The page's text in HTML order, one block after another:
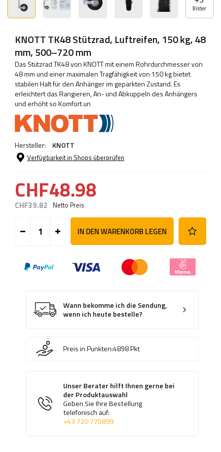
Bilder
KNOTT TK48 Stützrad, Luftreifen, 150 kg, 48
mm, 500–720 mm
Das Stützrad TK48 von KNOTT mit einem Rohrdurchmesser von
48 mm und einer maximalen Tragfähigkeit von 150 kg bietet
stabilen Halt für den Anhänger im geparkten Zustand. Es
erleichtert das Rangieren, An- und Abkuppeln des Anhängers
und erhöht so Komfort un
Hersteller: KNOTT
Verfügbarkeit in Shops überprüfen
CHF48.98
CHF39.82 Netto Preis
IN DEN WARENKORB LEGEN
Wann bekomme ich die Sendung,
wenn ich heute bestelle?
Preis in Punkten:4898Pkt
Unser Berater hilft Ihnen gerne bei
der Produktauswahl
Geben Sie Ihre Bestellung
telefonisch auf:
+43 720 775899